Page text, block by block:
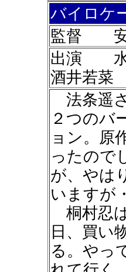
バイロケ
監督 安
出演
酒井若
法条遥
２つのバ
ョン。原
ったので
が、やは
いますが
桐村忍
日、買い
る。やっ